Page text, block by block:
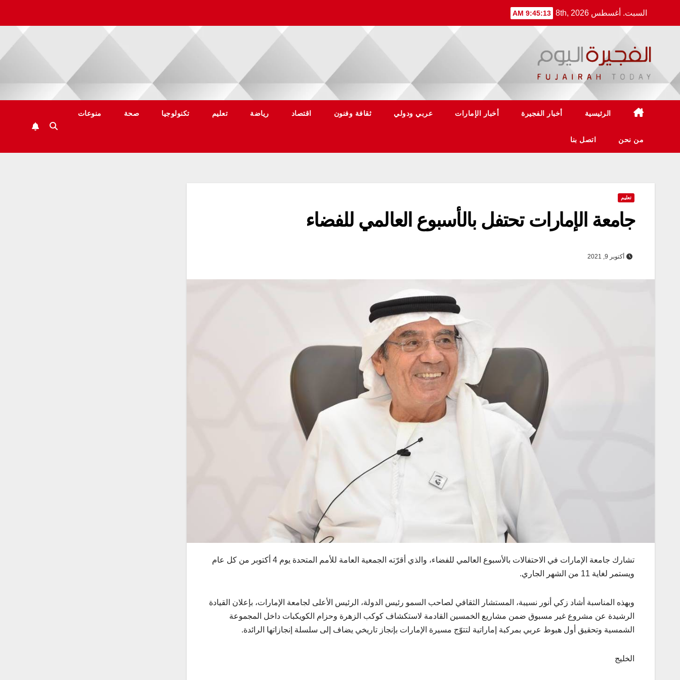
السبت. أغسطس 8th, 2026 9:45:13 AM
الرئيسية أخبار الفجيرة أخبار الإمارات عربي ودولي ثقافة وفنون اقتصاد رياضة تعليم تكنولوجيا صحة منوعات
من نحن اتصل بنا
تعليم
جامعة الإمارات تحتفل بالأسبوع العالمي للفضاء
أكتوبر 9, 2021
تشارك جامعة الإمارات في الاحتفالات بالأسبوع العالمي للفضاء، والذي أقرّته الجمعية العامة للأمم المتحدة يوم 4 أكتوبر من كل عام
ويستمر لغاية 11 من الشهر الجاري.
وبهذه المناسبة أشاد زكي أنور نسيبة، المستشار الثقافي لصاحب السمو رئيس الدولة، الرئيس الأعلى لجامعة الإمارات، بإعلان القيادة
الرشيدة عن مشروع غير مسبوق ضمن مشاريع الخمسين القادمة لاستكشاف كوكب الزهرة وحزام الكويكبات داخل المجموعة
الشمسية وتحقيق أول هبوط عربي بمركبة إماراتية لتتوّج مسيرة الإمارات بإنجاز تاريخي يضاف إلى سلسلة إنجازاتها الرائدة.
الخليج